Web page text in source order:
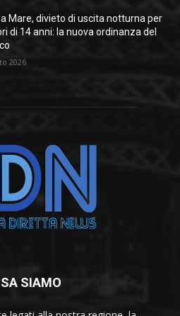
Mare, divieto di uscita notturna per
di 14 anni: la nuova ordinanza del
2026
SIAMO